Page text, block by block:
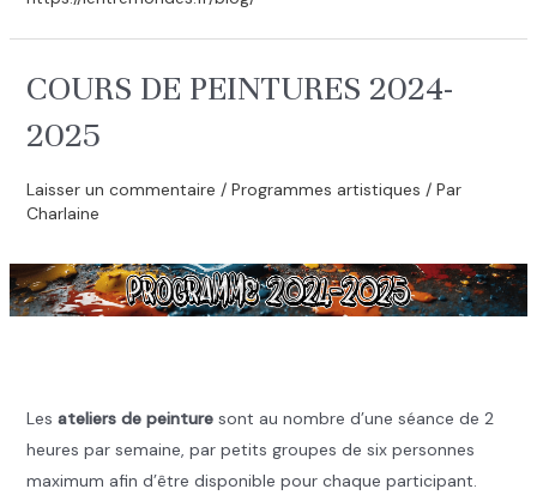
COURS DE PEINTURES 2024-
2025
Laisser un commentaire / Programmes artistiques / Par
Charlaine
Les ateliers de peinturesont au nombre d’une séance de 2
heures par semaine, par petits groupes de six personnes
maximum afin d’être disponible pour chaque participant.